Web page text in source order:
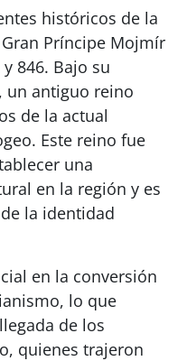
históricos de la
Príncipe Mojmír
846. Bajo su
un antiguo reino
de la actual
Este reino fue
una
en la región y es
la identidad
en la conversión
lo que
de los
quienes trajeron